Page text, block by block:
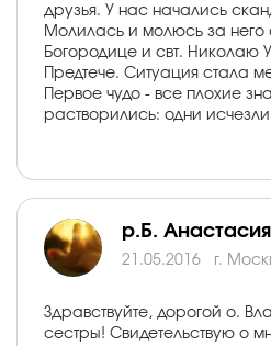
друзья. У нас начались
Молилась и молюсь за него
Богородице и свт. Николаю
Предтече. Ситуация стала
Первое чудо - все плохие
растворились: одни
р.Б. Анастасия
21.05.2016 г.
Здравствуйте, дорогой о.
сестры! Свидетельствую о